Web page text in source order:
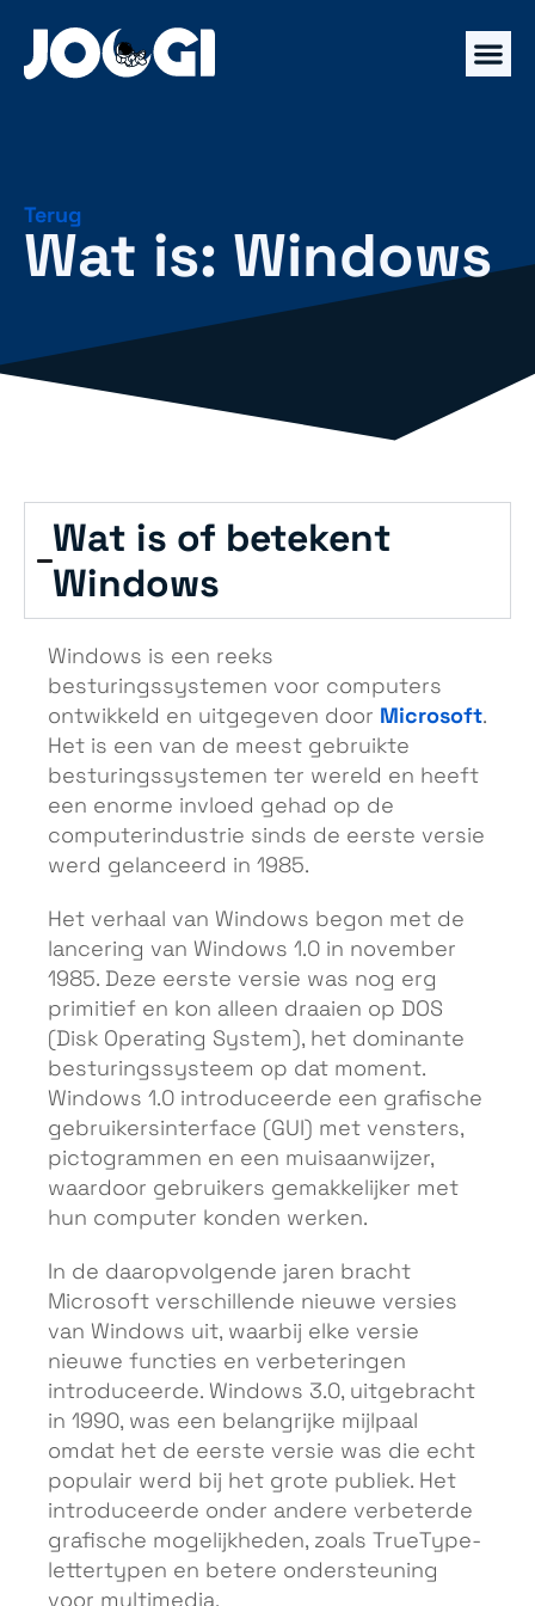
Terug
Wat is: Windows
Wat is of betekent
Windows
Windows is een reeks
besturingssystemen voor computers
ontwikkeld en uitgegeven door Microsoft.
Het is een van de meest gebruikte
besturingssystemen ter wereld en heeft
een enorme invloed gehad op de
computerindustrie sinds de eerste versie
werd gelanceerd in 1985.
Het verhaal van Windows begon met de
lancering van Windows 1.0 in november
1985. Deze eerste versie was nog erg
primitief en kon alleen draaien op DOS
(Disk Operating System), het dominante
besturingssysteem op dat moment.
Windows 1.0 introduceerde een grafische
gebruikersinterface (GUI) met vensters,
pictogrammen en een muisaanwijzer,
waardoor gebruikers gemakkelijker met
hun computer konden werken.
In de daaropvolgende jaren bracht
Microsoft verschillende nieuwe versies
van Windows uit, waarbij elke versie
nieuwe functies en verbeteringen
introduceerde. Windows 3.0, uitgebracht
in 1990, was een belangrijke mijlpaal
omdat het de eerste versie was die echt
populair werd bij het grote publiek. Het
introduceerde onder andere verbeterde
grafische mogelijkheden, zoals TrueType-
lettertypen en betere ondersteuning
voor multimedia.